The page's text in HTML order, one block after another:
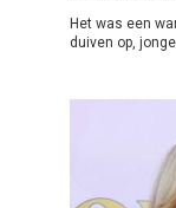
Het was een
duiven op,